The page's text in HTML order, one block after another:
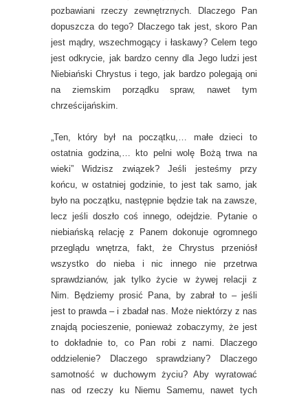
pozbawiani rzeczy zewnętrznych. Dlaczego Pan
dopuszcza do tego? Dlaczego tak jest, skoro Pan
jest mądry, wszechmogący i łaskawy? Celem tego
jest odkrycie, jak bardzo cenny dla Jego ludzi jest
Niebiański Chrystus i tego, jak bardzo polegają oni
na ziemskim porządku spraw, nawet tym
chrześcijańskim.
„Ten, który był na początku,… małe dzieci to
ostatnia godzina,… kto pelni wolę Bożą trwa na
wieki” Widzisz związek? Jeśli jesteśmy przy
końcu, w ostatniej godzinie, to jest tak samo, jak
było na początku, następnie będzie tak na zawsze,
lecz jeśli doszło coś innego, odejdzie. Pytanie o
niebiańską relację z Panem dokonuje ogromnego
przeglądu wnętrza, fakt, że Chrystus przeniósł
wszystko do nieba i nic innego nie przetrwa
sprawdzianów, jak tylko życie w żywej relacji z
Nim. Będziemy prosić Pana, by zabrał to – jeśli
jest to prawda – i zbadał nas. Może niektórzy z nas
znajdą pocieszenie, ponieważ zobaczymy, że jest
to dokładnie to, co Pan robi z nami. Dlaczego
oddzielenie? Dlaczego sprawdziany? Dlaczego
samotność w duchowym życiu? Aby wyratować
nas od rzeczy ku Niemu Samemu, nawet tych